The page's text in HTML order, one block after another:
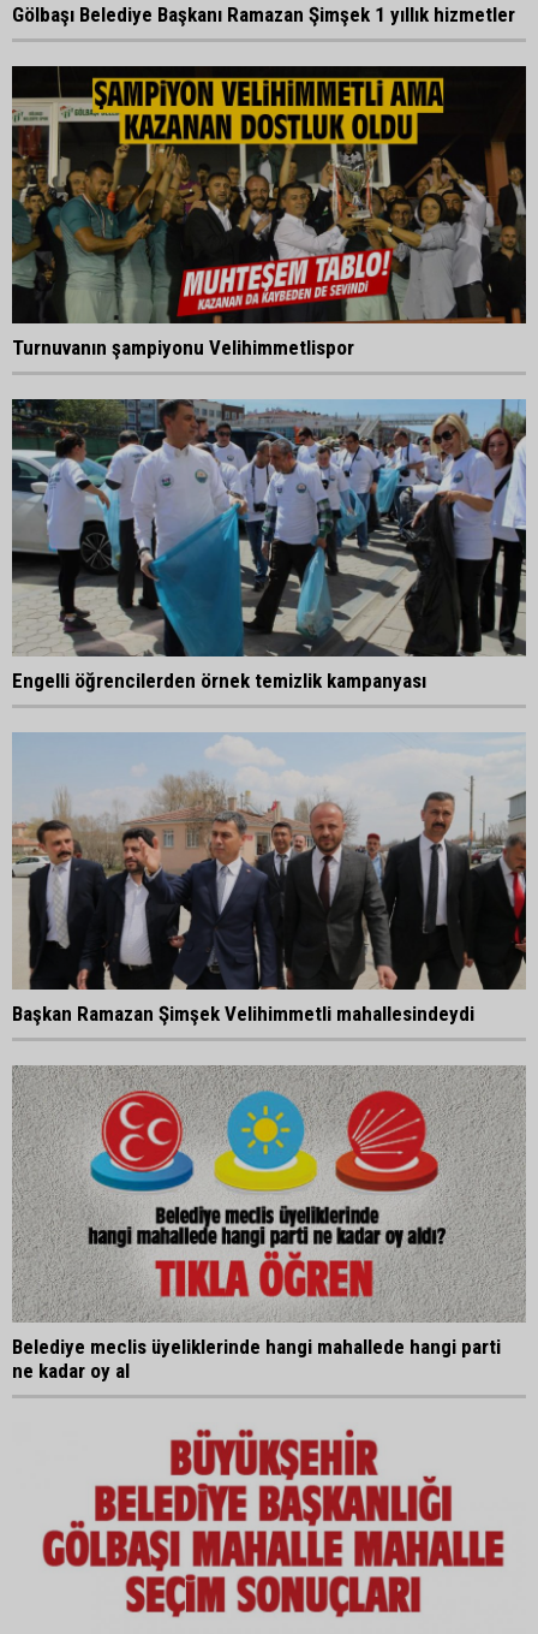
Gölbaşı Belediye Başkanı Ramazan Şimşek 1 yıllık hizmetler
Turnuvanın şampiyonu Velihimmetlispor
Engelli öğrencilerden örnek temizlik kampanyası
Başkan Ramazan Şimşek Velihimmetli mahallesindeydi
Belediye meclis üyeliklerinde hangi mahallede hangi parti
ne kadar oy al